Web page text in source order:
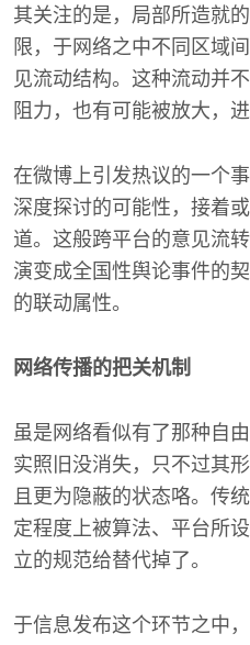
其关注的是，局部所造就
限，于网络之中不同区域
见流动结构。这种流动并
阻力，也有可能被放大，
在微博上引发热议的一个
深度探讨的可能性，接着
道。这般跨平台的意见流
演变成全国性舆论事件的
的联动属性。
网络传播的把关机制
虽是网络看似有了那种自
实照旧没消失，只不过其
且更为隐蔽的状态咯。传
定程度上被算法、平台所
立的规范给替代掉了。
于信息发布这个环节之中